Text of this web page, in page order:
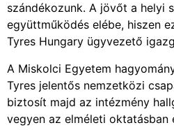
szándékozunk. A jövőt a helyi
együttműködés elébe, hiszen
Tyres Hungary ügyvezető
A Miskolci Egyetem
Tyres jelentős nemzetközi
biztosít majd az intézmény
vegyen az elméleti oktatásban